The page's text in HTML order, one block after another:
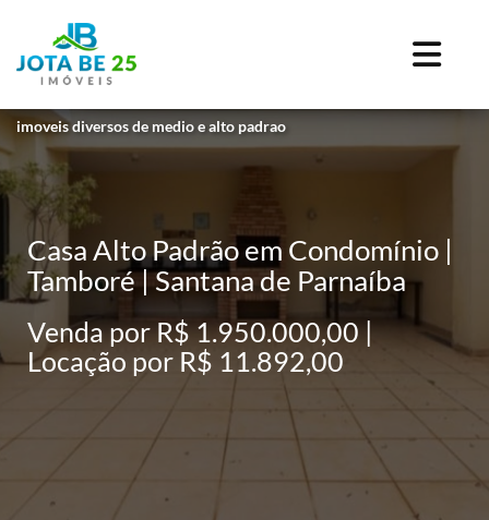
imoveis diversos de medio e alto padrao
Casa Alto Padrão em Condomínio |
Tamboré | Santana de Parnaíba
Venda por R$ 1.950.000,00 |
Locação por R$ 11.892,00